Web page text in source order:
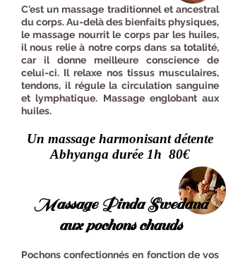
C'est un massage traditionnel et ancestral
du corps. Au-delà des bienfaits physiques,
le massage nourrit le corps par les huiles,
il nous relie à notre corps dans sa totalité,
car il donne meilleure conscience de
celui-ci. Il relaxe nos tissus musculaires,
tendons, il régule la circulation sanguine
et lymphatique. Massage englobant aux
huiles.
Un massage harmonisant détente
Abhyanga durée 1h 80€
Massage Pinda Swedana
aux pochons chauds
Pochons confectionnés en fonction de vos